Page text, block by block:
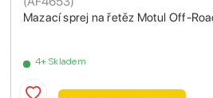
Mazací sprej na řetěz Motul Off-
4+ Skladem